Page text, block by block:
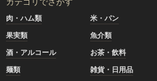
肉・ハム類 米・パン
果実類
魚介類
酒・アルコール
お茶・飲料
麺類
雑貨・日用品